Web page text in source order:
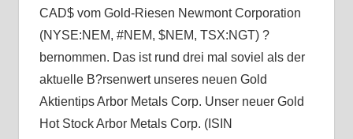
CAD$ vom Gold-Riesen Newmont Corporation
(NYSE:NEM, #NEM, $NEM, TSX:NGT) ?
bernommen. Das ist rund drei mal soviel als der
aktuelle B?rsenwert unseres neuen Gold
Aktientips Arbor Metals Corp. Unser neuer Gold
Hot Stock Arbor Metals Corp. (ISIN